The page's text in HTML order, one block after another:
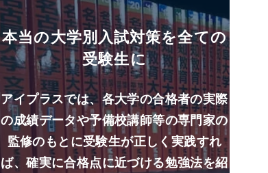
本当の大学別入試対策を全ての
受験生に
アイプラスでは、各大学の合格者の実際
の成績データや予備校講師等の専門家の
監修のもとに受験生が正しく実践すれ
ば、確実に合格点に近づける勉強法を紹